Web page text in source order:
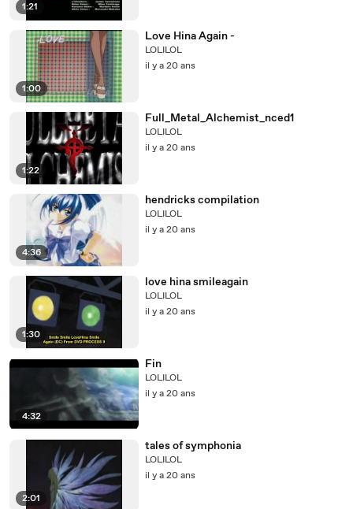
1:21
1:00
Love Hina Again -
LOLILOL
il y a 20 ans
1:22
Full_Metal_Alchemist_nced1
LOLILOL
il y a 20 ans
4:36
hendricks compilation
LOLILOL
il y a 20 ans
1:30
love hina smileagain
LOLILOL
il y a 20 ans
4:32
Fin
LOLILOL
il y a 20 ans
2:01
tales of symphonia
LOLILOL
il y a 20 ans